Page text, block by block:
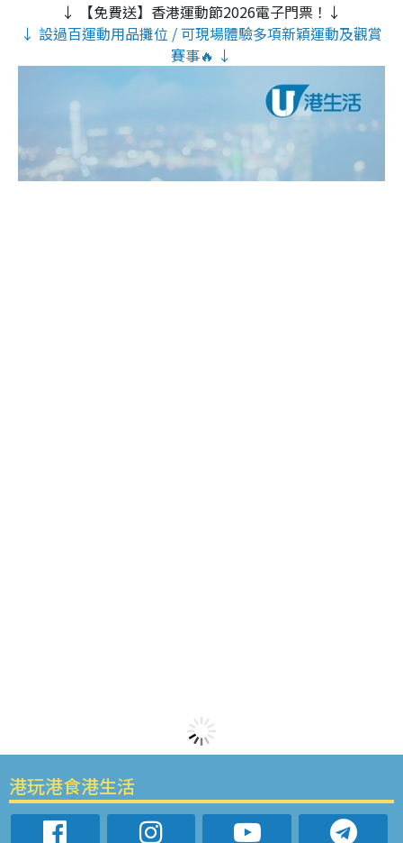
↓ 【免費送】香港運動節2026電子門票！↓
↓ 設過百運動用品攤位 / 可現場體驗多項新穎運動及觀賞
賽事🔥 ↓
港玩港食港生活